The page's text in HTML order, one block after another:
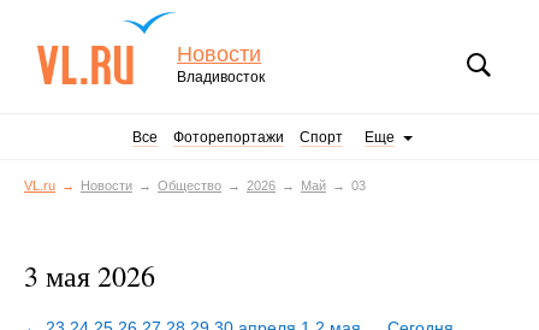
Новости
Владивосток
Все Фоторепортажи Спорт Еще
VL.ru Новости Общество 2026 Май 03
3 мая 2026